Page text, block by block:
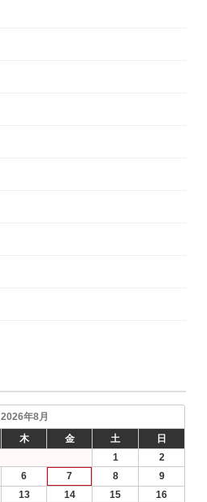
2026年8月
木 金 土 日
1
2
6 7 8
9
13 14 15
16